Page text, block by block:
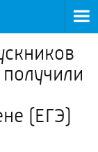
(ЕГЭ)